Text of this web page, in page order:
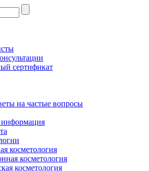
сертификат
на частые вопросы
информация
косметология
косметология
косметология